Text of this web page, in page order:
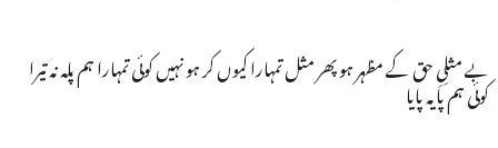
بے مثلِیِ حق کے مظہر ہو پھر مثل تمہارا کیوں کر ہو نہیں کوئی تمہارا ہم پلہ نہ تیرا
کوئی ہم پایہ پایا